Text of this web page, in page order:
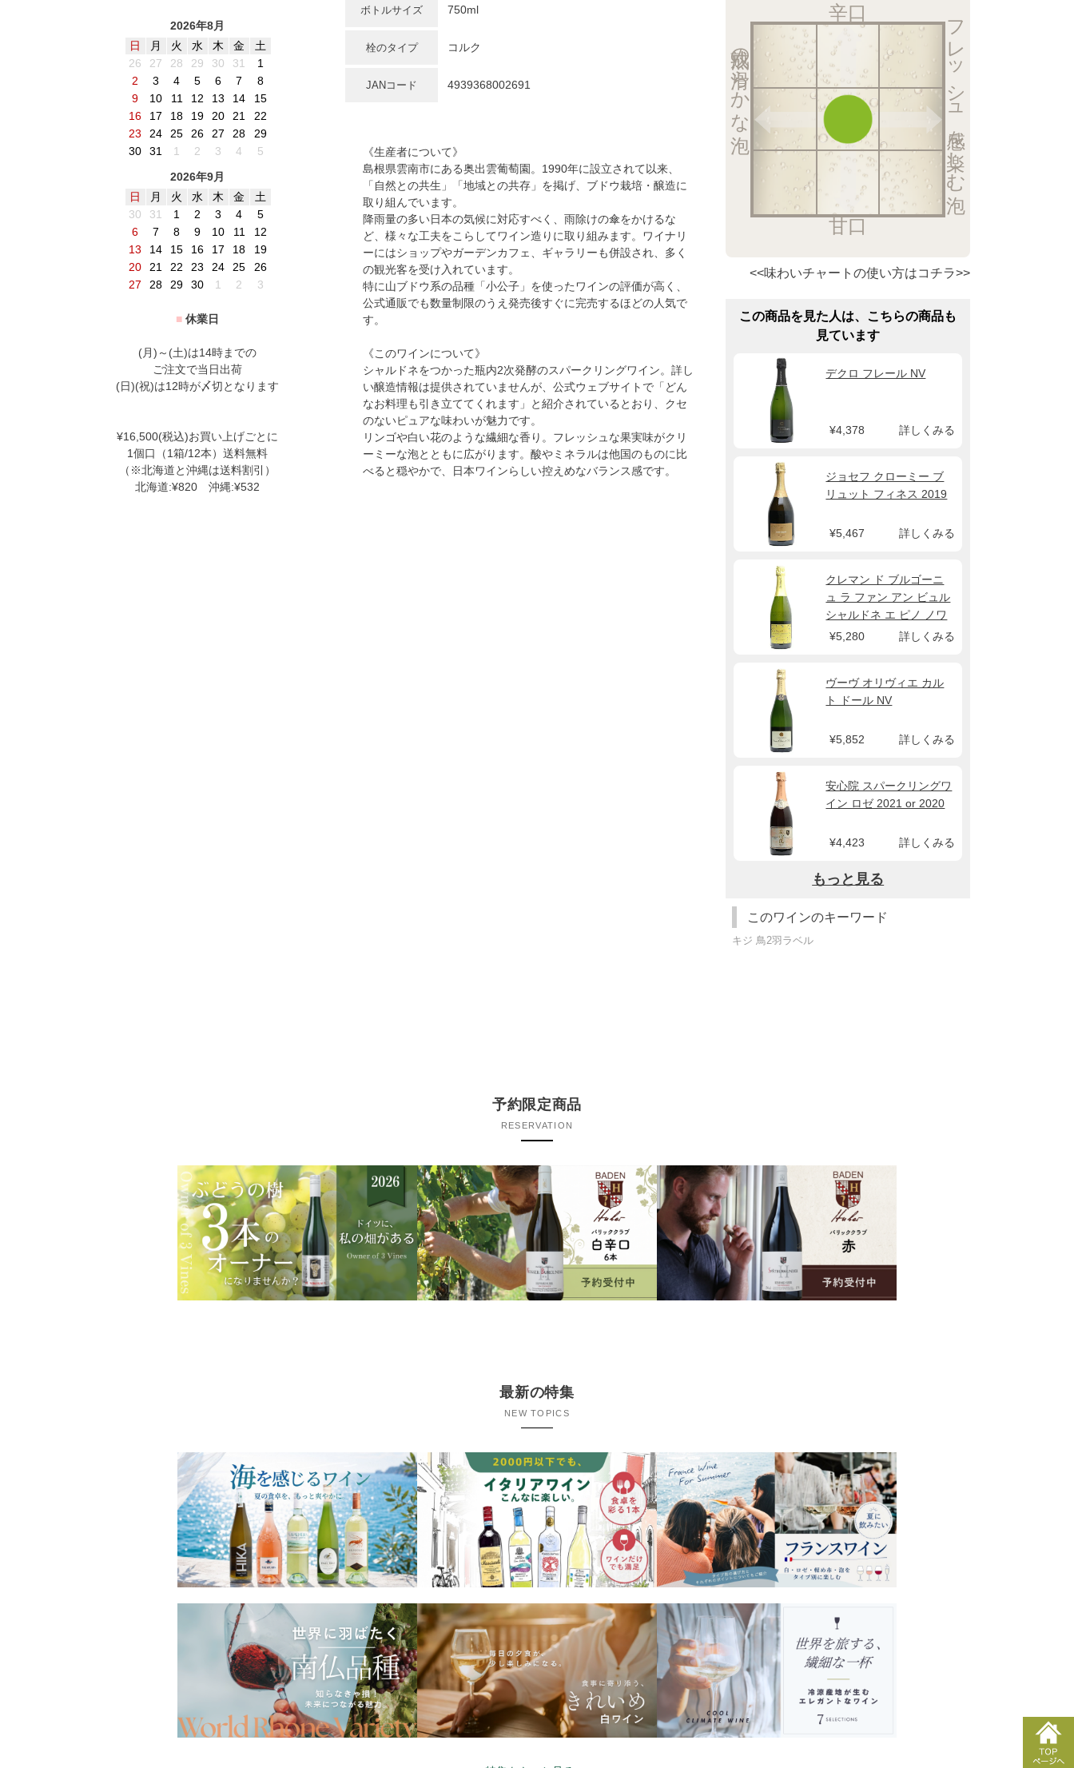
2026年8月
日
月 火 水 木 金
土
26
27 28 29 30 31
1
2
3 4 5 6 7
8
9
10 11 12 13 14
15
16
17 18 19 20 21
22
23
24 25 26 27 28
29
30
31 1 2 3 4
5
2026年9月
日
月 火 水 木 金
土
30
31 1 2 3 4
5
6
7 8 9 10 11
12
13
14 15 16 17 18
19
20
21 22 23 24 25
26
27
28 29 30 1 2 3
■ 休業日
(月)～(土)は14時までの
ご注文で当日出荷
(日)(祝)は12時が〆切となります
¥16,500(税込)お買い上げごとに
1個口（1箱/12本）送料無料
（※北海道と沖縄は送料割引）
北海道:¥820 沖縄:¥532
ボトルサイズ 750ml
栓のタイプ コルク
JANコード 4939368002691
《生産者について》
島根県雲南市にある奥出雲葡萄園。1990年に設立されて以来、
「自然との共生」「地域との共存」を掲げ、ブドウ栽培・醸造に
取り組んでいます。
降雨量の多い日本の気候に対応すべく、雨除けの傘をかけるな
ど、様々な工夫をこらしてワイン造りに取り組みます。ワイナリ
ーにはショップやガーデンカフェ、ギャラリーも併設され、多く
の観光客を受け入れています。
特に山ブドウ系の品種「小公子」を使ったワインの評価が高く、
公式通販でも数量制限のうえ発売後すぐに完売するほどの人気で
す。
《このワインについて》
シャルドネをつかった瓶内2次発酵のスパークリングワイン。詳し
い醸造情報は提供されていませんが、公式ウェブサイトで「どん
なお料理も引き立ててくれます」と紹介されているとおり、クセ
のないピュアな味わいが魅力です。
リンゴや白い花のような繊細な香り。フレッシュな果実味がクリ
ーミーな泡とともに広がります。酸やミネラルは他国のものに比
べると穏やかで、日本ワインらしい控えめなバランス感です。
辛口 フレッシュ感を楽しむ泡
甘口
熟成の滑らかな泡
<<味わいチャートの使い方はコチラ>>
この商品を見た人は、こちらの商品も
見ています
デクロ フレール NV
¥4,378 詳しくみる
ジョセフ クローミー ブ
リュット フィネス 2019
¥5,467 詳しくみる
クレマン ド ブルゴーニ
ュ ラ ファン アン ビュル
シャルドネ エ ピノ ノワ
ール NV メゾン アンヌ グ
¥5,280 詳しくみる
ヴーヴ オリヴィエ カル
ト ドール NV
¥5,852 詳しくみる
安心院 スパークリングワ
イン ロゼ 2021 or 2020
¥4,423 詳しくみる
もっと見る
このワインのキーワード
キジ 鳥2羽ラベル
予約限定商品
RESERVATION
最新の特集
NEW TOPICS